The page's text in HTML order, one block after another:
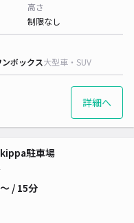
高さ
制限なし
ンボックス大型車・SUV
詳細へ
駐車場
/ 15分